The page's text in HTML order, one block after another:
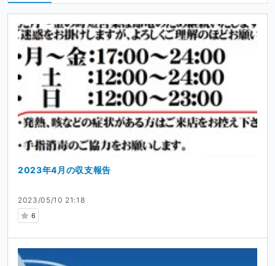
2023/05/10 21:18
6
2023年4月の収支報告